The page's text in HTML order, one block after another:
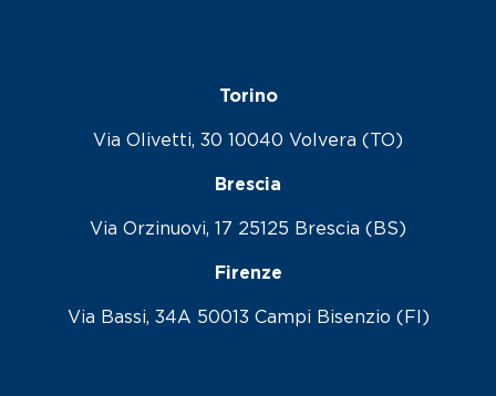
Torino
Via Olivetti, 30 10040 Volvera (TO)
Brescia
Via Orzinuovi, 17 25125 Brescia (BS)
Firenze
Via Bassi, 34A 50013 Campi Bisenzio (FI)